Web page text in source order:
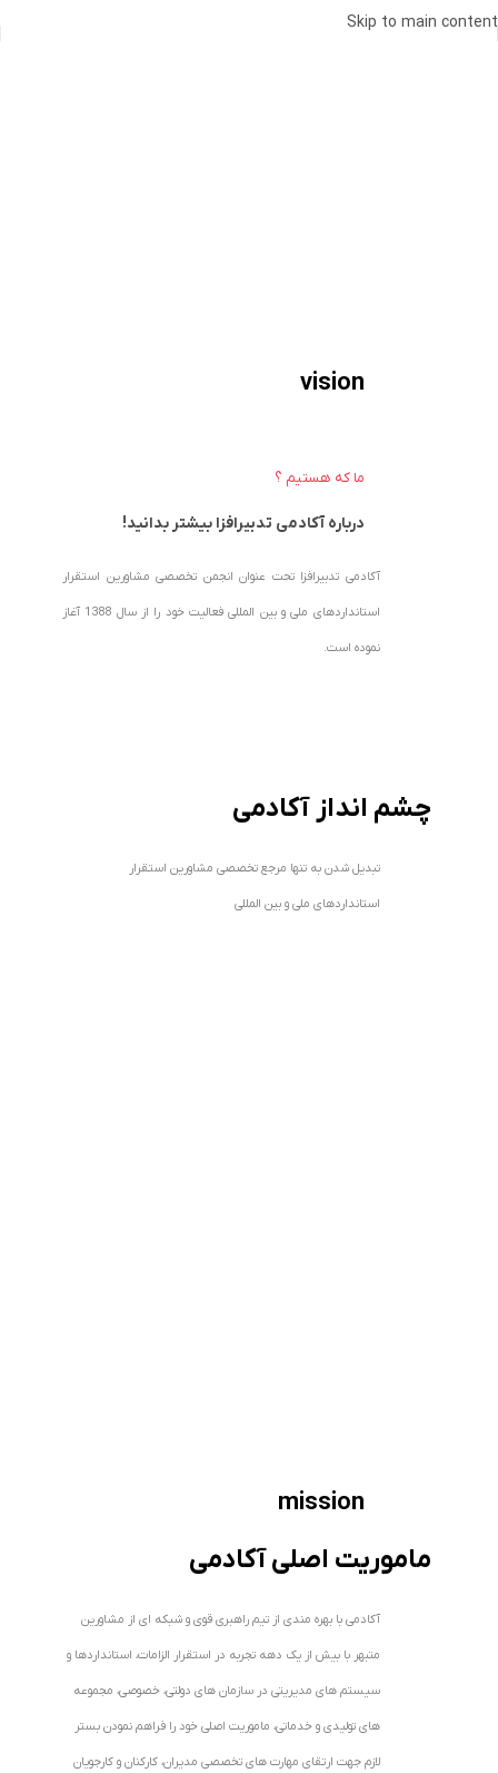
Skip to main content
vision
ما که هستیم ؟
درباره آکادمی تدبیرافزا بیشتر بدانید!
آکادمی تدبیرافزا تحت عنوان انجمن تخصصی مشاورین استقرار
استانداردهای ملی و بین المللی فعالیت خود را از سال 1388 آغاز
نموده است.
چشم انداز آکادمی
تبدیل شدن به تنها مرجع تخصصی مشاورین استقرار
استانداردهای ملی و بین المللی
mission
ماموریت اصلی آکادمی
آکادمی با بهره مندی از تیم راهبری قوی و شبکه ای از مشاورین
متبهر با بیش از یک دهه تجربه در استقرار الزامات، استانداردها و
سیستم های مدیریتی در سازمان های دولتی، خصوصی، مجموعه
های تولیدی و خدماتی، ماموریت اصلی خود را فراهم نمودن بستر
لازم جهت ارتقای مهارت های تخصصی مدیران، کارکنان و کارجویان